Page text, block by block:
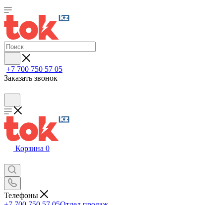
+7 700 750 57 05
Заказать звонок
Корзина 0
Телефоны